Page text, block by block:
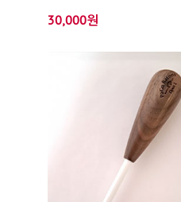
30,000원